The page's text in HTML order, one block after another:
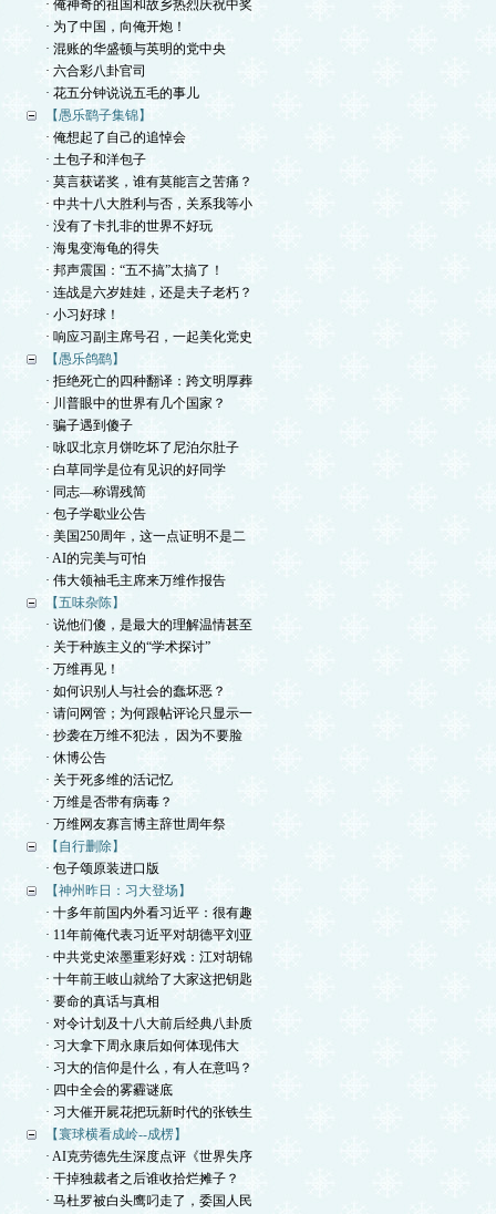
· 俺神奇的祖国和故乡热烈庆祝中奖
· 为了中国，向俺开炮！
· 混账的华盛顿与英明的党中央
· 六合彩八卦官司
· 花五分钟说说五毛的事儿
【愚乐鹞子集锦】
· 俺想起了自己的追悼会
· 土包子和洋包子
· 莫言获诺奖，谁有莫能言之苦痛？
· 中共十八大胜利与否，关系我等小
· 没有了卡扎非的世界不好玩
· 海鬼变海龟的得失
· 邦声震国：“五不搞”太搞了！
· 连战是六岁娃娃，还是夫子老朽？
· 小习好球！
· 响应习副主席号召，一起美化党史
【愚乐鸽鹞】
· 拒绝死亡的四种翻译：跨文明厚葬
· 川普眼中的世界有几个国家？
· 骗子遇到傻子
· 咏叹北京月饼吃坏了尼泊尔肚子
· 白草同学是位有见识的好同学
· 同志—称谓残简
· 包子学歇业公告
· 美国250周年，这一点证明不是二
· AI的完美与可怕
· 伟大领袖毛主席来万维作报告
【五味杂陈】
· 说他们傻，是最大的理解温情甚至
· 关于种族主义的“学术探讨”
· 万维再见！
· 如何识别人与社会的蠢坏恶？
· 请问网管；为何跟帖评论只显示一
· 抄袭在万维不犯法， 因为不要脸
· 休博公告
· 关于死多维的活记忆
· 万维是否带有病毒？
· 万维网友寡言博主辞世周年祭
【自行删除】
· 包子颂原装进口版
【神州昨日：习大登场】
· 十多年前国内外看习近平：很有趣
· 11年前俺代表习近平对胡德平刘亚
· 中共党史浓墨重彩好戏：江对胡锦
· 十年前王岐山就给了大家这把钥匙
· 要命的真话与真相
· 对令计划及十八大前后经典八卦质
· 习大拿下周永康后如何体现伟大
· 习大的信仰是什么，有人在意吗？
· 四中全会的雾霾谜底
· 习大催开屍花把玩新时代的张铁生
【寰球横看成岭--成楞】
· AI克劳德先生深度点评《世界失序
· 干掉独裁者之后谁收拾烂摊子？
· 马杜罗被白头鹰叼走了，委国人民